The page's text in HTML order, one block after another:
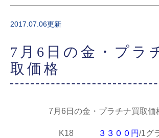
2017.07.06更新
7月6日の金・プラ
取価格
7月6日の金・プラチナ買取価
K18 ３３００円/1グ